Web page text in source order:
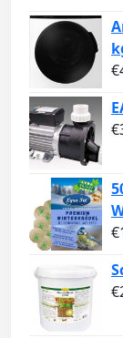
€
€
€
€